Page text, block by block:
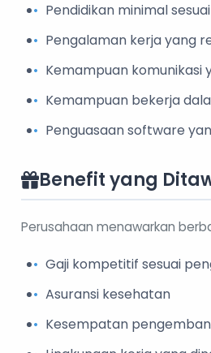
Pendidikan minimal
Pengalaman kerja yang
Kemampuan komunikasi
Kemampuan bekerja
Penguasaan software
Benefit yang
Perusahaan menawarkan
Gaji kompetitif sesuai
Asuransi kesehatan
Kesempatan